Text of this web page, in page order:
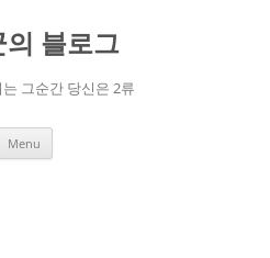
의 블로그
그순간 당신은 2류
Menu